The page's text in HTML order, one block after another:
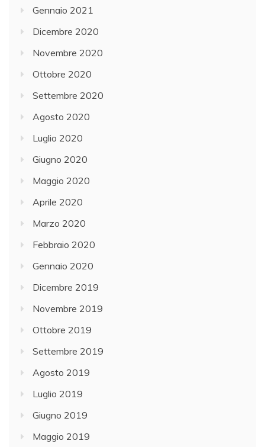
Gennaio 2021
Dicembre 2020
Novembre 2020
Ottobre 2020
Settembre 2020
Agosto 2020
Luglio 2020
Giugno 2020
Maggio 2020
Aprile 2020
Marzo 2020
Febbraio 2020
Gennaio 2020
Dicembre 2019
Novembre 2019
Ottobre 2019
Settembre 2019
Agosto 2019
Luglio 2019
Giugno 2019
Maggio 2019